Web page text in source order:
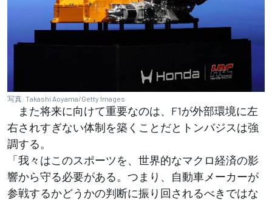
写真: Takashi Aoyama/Getty Images
また将来に向けて重要なのは、F1が外部環境に左
右されすぎない体制を築くことだとトンバジスは強
調する。
「我々はこのスポーツを、世界的なマクロ経済の影
響から守る必要がある。つまり、自動車メーカーが
参戦するかどうかの判断に振り回されるべきではな